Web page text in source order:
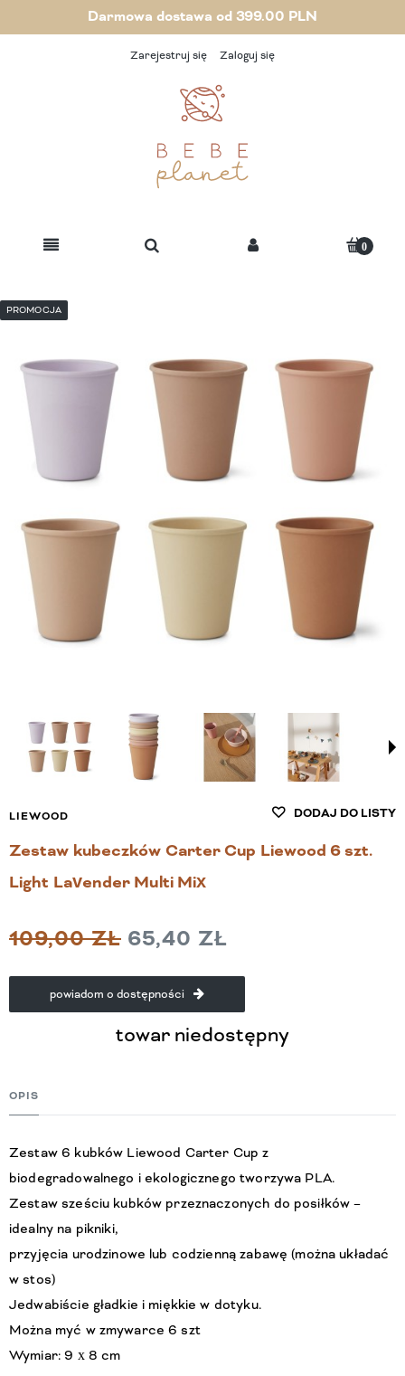
Darmowa dostawa od 399.00 PLN
Zarejestruj się Zaloguj się
PROMOCJA
DODAJ DO LISTY
LIEWOOD
Zestaw kubeczków Carter Cup Liewood 6 szt.
Light Lavender Multi Mix
109,00 ZŁ 65,40 ZŁ
powiadom o dostępności
towar niedostępny
OPIS
Zestaw 6 kubków Liewood Carter Cup z
biodegradowalnego i ekologicznego tworzywa PLA.
Zestaw sześciu kubków przeznaczonych do posiłków –
idealny na pikniki,
przyjęcia urodzinowe lub codzienną zabawę (można układać
w stos)
Jedwabiście gładkie i miękkie w dotyku.
Można myć w zmywarce 6 szt
Wymiar: 9 x 8 cm